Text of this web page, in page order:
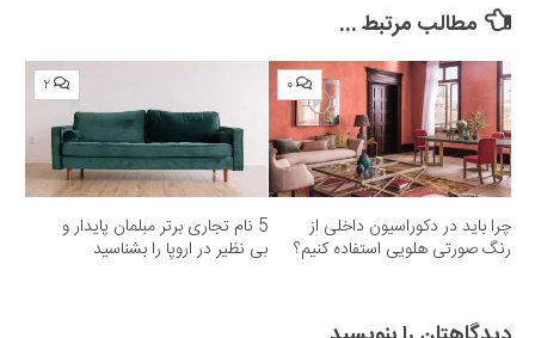
مطالب مرتبط ...
۰
چرا باید در دکوراسیون داخلی از
رنگ صورتی هلویی استفاده کنیم؟
۲
5 نام تجاری برتر مبلمان پایدار و
بی نظیر در اروپا را بشناسید